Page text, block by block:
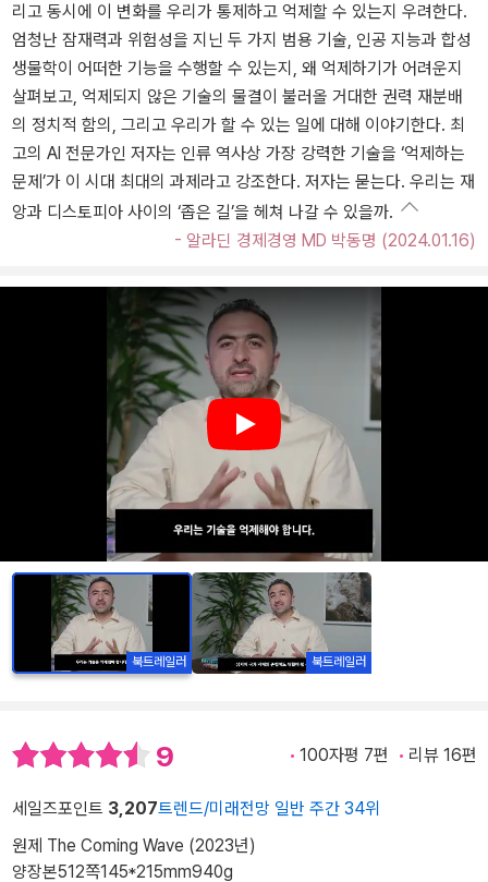
리고 동시에 이 변화를 우리가 통제하고 억제할 수 있는지 우려한다.
엄청난 잠재력과 위험성을 지닌 두 가지 범용 기술, 인공 지능과 합성
생물학이 어떠한 기능을 수행할 수 있는지, 왜 억제하기가 어려운지
살펴보고, 억제되지 않은 기술의 물결이 불러올 거대한 권력 재분배
의 정치적 함의, 그리고 우리가 할 수 있는 일에 대해 이야기한다. 최
고의 AI 전문가인 저자는 인류 역사상 가장 강력한 기술을 ‘억제하는
문제’가 이 시대 최대의 과제라고 강조한다. 저자는 묻는다. 우리는 재
앙과 디스토피아 사이의 ‘좁은 길’을 헤쳐 나갈 수 있을까.
- 알라딘 경제경영 MD 박동명 (2024.01.16)
Play
북트레일러 북트레일러
9 100자평 7편 리뷰 16편
세일즈포인트 3,207트렌드/미래전망 일반 주간 34위
원제 The Coming Wave (2023년)
양장본512쪽145*215mm940g